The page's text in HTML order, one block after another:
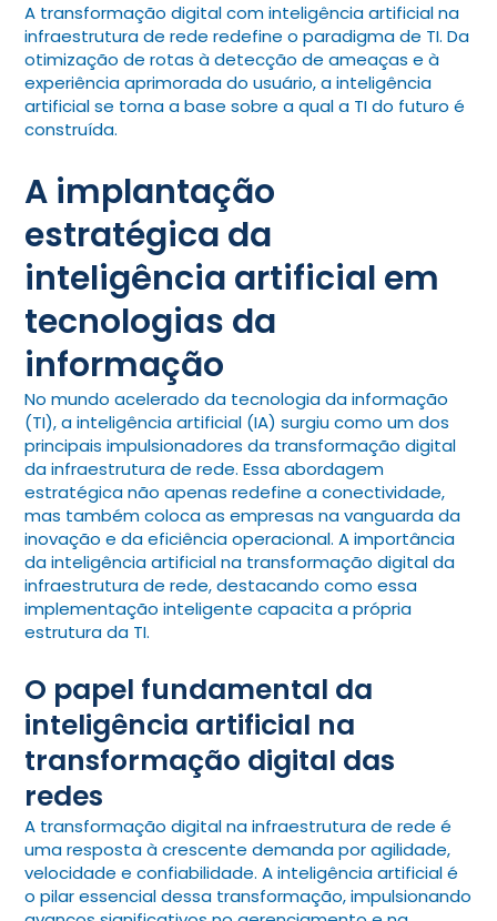
A transformação digital com inteligência artificial na
infraestrutura de rede redefine o paradigma de TI. Da
otimização de rotas à detecção de ameaças e à
experiência aprimorada do usuário, a inteligência
artificial se torna a base sobre a qual a TI do futuro é
construída.
A implantação
estratégica da
inteligência artificial em
tecnologias da
informação
No mundo acelerado da tecnologia da informação
(TI), a inteligência artificial (IA) surgiu como um dos
principais impulsionadores da transformação digital
da infraestrutura de rede. Essa abordagem
estratégica não apenas redefine a conectividade,
mas também coloca as empresas na vanguarda da
inovação e da eficiência operacional. A importância
da inteligência artificial na transformação digital da
infraestrutura de rede, destacando como essa
implementação inteligente capacita a própria
estrutura da TI.
O papel fundamental da
inteligência artificial na
transformação digital das
redes
A transformação digital na infraestrutura de rede é
uma resposta à crescente demanda por agilidade,
velocidade e confiabilidade. A inteligência artificial é
o pilar essencial dessa transformação, impulsionando